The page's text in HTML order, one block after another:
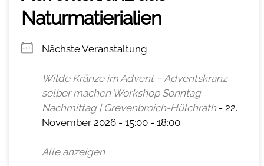
Naturmatierialien
Nächste Veranstaltung
Wilde Kränze im Advent – Adventskranz
selber machen Workshop Sonntag
Nachmittag | Grevenbroich-Hülchrath- 22.
November 2026 - 15:00 - 18:00
Alle anzeigen